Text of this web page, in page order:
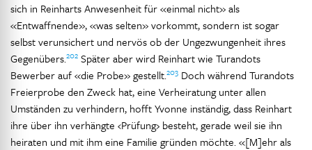
sich in Reinharts Anwesenheit für «einmal nicht» als
«Entwaffnende», «was selten» vorkommt, sondern ist sogar
selbst verunsichert und nervös ob der Ungezwungenheit ihres
Gegenübers.202 Später aber wird Reinhart wie Turandots
Bewerber auf «die Probe» gestellt.203 Doch während Turandots
Freierprobe den Zweck hat, eine Verheiratung unter allen
Umständen zu verhindern, hofft Yvonne inständig, dass Reinhart
ihre über ihn verhängte ‹Prüfung› besteht, gerade weil sie ihn
heiraten und mit ihm eine Familie gründen möchte. «[M]ehr als